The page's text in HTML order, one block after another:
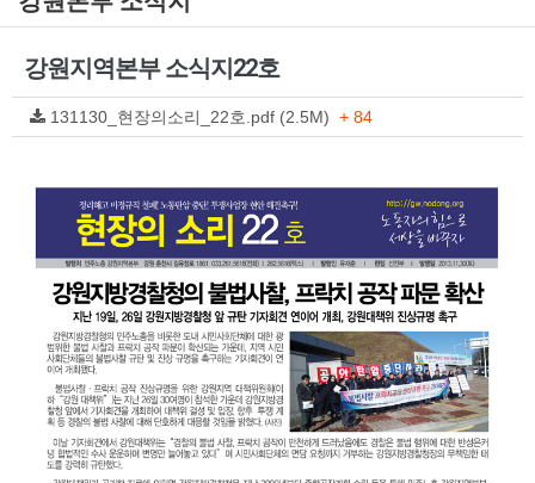
강원지역본부 소식지22호
131130_현장의소리_22호.pdf (2.5M) + 84